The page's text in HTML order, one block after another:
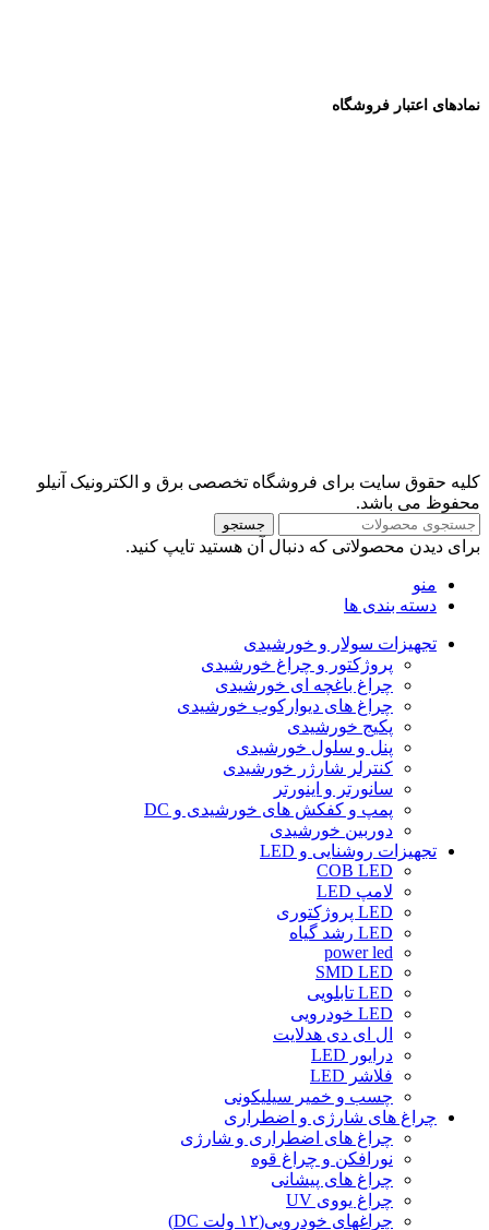
نمادهای اعتبار فروشگاه
کلیه حقوق سایت برای فروشگاه تخصصی برق و الکترونیک آنیلو
محفوظ می باشد.
جستجو
برای دیدن محصولاتی که دنبال آن هستید تایپ کنید.
منو
دسته بندی ها
تجهیزات سولار و خورشیدی
پروژکتور و چراغ خورشیدی
چراغ باغچه ای خورشیدی
چراغ های دیوارکوب خورشیدی
پکیج خورشیدی
پنل و سلول خورشیدی
کنترلر شارژر خورشیدی
سانورتر و اینورتر
پمپ و کفکش های خورشیدی و DC
دوربین خورشیدی
تجهیزات روشنایی و LED
COB LED
لامپ LED
LED پروژکتوری
LED رشد گیاه
power led
SMD LED
LED تابلویی
LED خودرویی
ال ای دی هدلایت
درایور LED
فلاشر LED
چسب و خمیر سیلیکونی
چراغ های شارژی و اضطراری
چراغ های اضطراری و شارژی
نورافکن و چراغ قوه
چراغ های پیشانی
چراغ یووی UV
چراغهای خودرویی(۱۲ ولت DC)